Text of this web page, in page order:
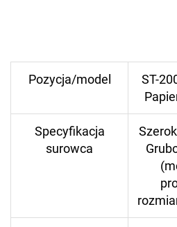
Pozycja/model
ST-
Specyfikacja
surowca